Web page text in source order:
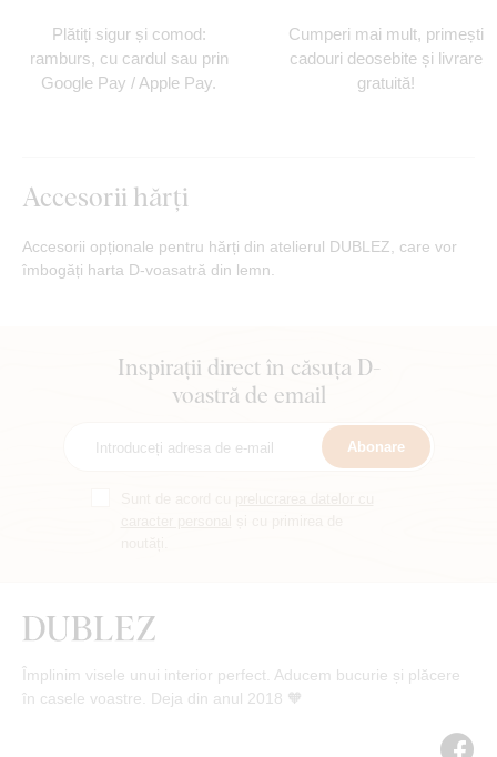
Plătiți sigur și comod:
ramburs, cu cardul sau prin
Google Pay / Apple Pay.
Cumperi mai mult, primești
cadouri deosebite și livrare
gratuită!
Accesorii hărți
Accesorii opționale pentru hărți din atelierul DUBLEZ, care vor
îmbogăți harta D-voasatră din lemn.
Inspirații direct în căsuța D-
voastră de email
Abonare
Împlinim visele unui interior perfect. Aducem bucurie și plăcere
în casele voastre. Deja din anul 2018 🧡